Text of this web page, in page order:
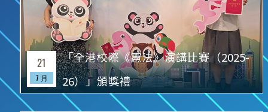
21
7 月
「全港校際《憲法》演講比賽（2025-
26）」頒獎禮